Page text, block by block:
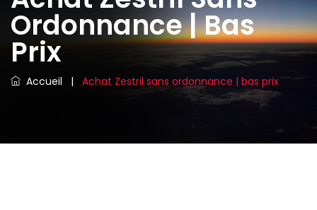
Ordonnance | Bas
Prix
Accueil | Achat Zestril sans ordonnance | bas prix